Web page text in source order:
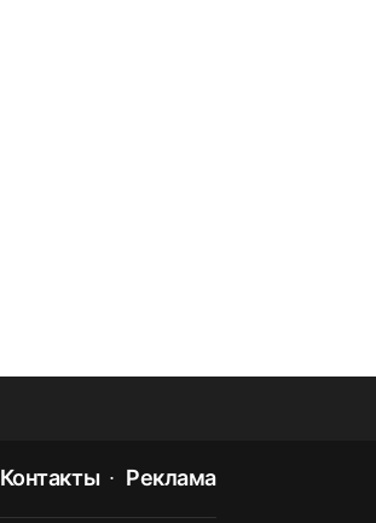
Контакты Реклама